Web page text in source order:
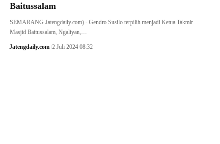
Baitussalam
SEMARANG Jatengdaily.com) - Gendro Susilo terpilih menjadi Ketua Takmir
Masjid Baitussalam, Ngaliyan,…
Jatengdaily.com 2 Juli 2024 08:32